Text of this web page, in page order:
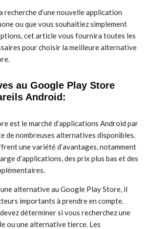
recherche d’une nouvelle application
ou que vous souhaitiez simplement
cet article vous fournira toutes les
pour choisir la meilleure alternative
au Google Play Store
Android:
est le marché d’applications Android par
de nombreuses alternatives disponibles.
une variété d’avantages, notamment
d’applications, des prix plus bas et des
alternative au Google Play Store, il
importants à prendre en compte.
déterminer si vous recherchez une
ou une alternative tierce. Les